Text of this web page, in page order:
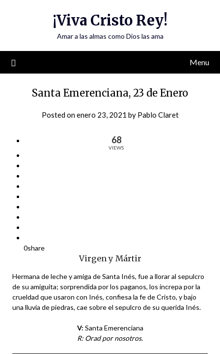
¡Viva Cristo Rey!
Amar a las almas como Dios las ama
Menu
Santa Emerenciana, 23 de Enero
Posted onenero 23, 2021 by Pablo Claret
68
VIEWS
0share
Virgen y Mártir
Hermana de leche y amiga de Santa Inés, fue a llorar al sepulcro
de su amiguita; sorprendida por los paganos, los increpa por la
crueldad que usaron con Inés, confiesa la fe de Cristo, y bajo
una lluvia de piedras, cae sobre el sepulcro de su querida Inés.
V: Santa Emerenciana
R: Orad por nosotros.